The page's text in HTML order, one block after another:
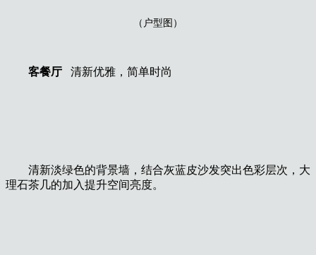
（户型图）
客餐厅 清新优雅，简单时尚
清新淡绿色的背景墙，结合灰蓝皮沙发突出色彩层次，大
理石茶几的加入提升空间亮度。